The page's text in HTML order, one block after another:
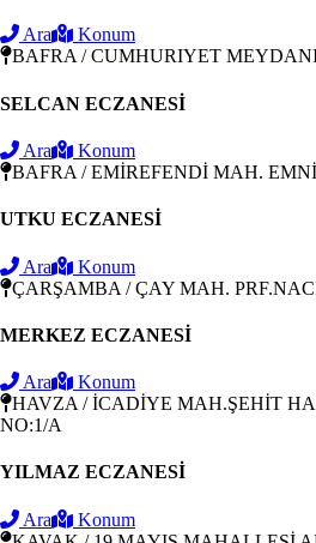
Ara
Konum
BAFRA / CUMHURIYET
SELCAN ECZANESİ
Ara
Konum
BAFRA / EMİREFENDİ MAH.
UTKU ECZANESİ
Ara
Konum
ÇARŞAMBA / ÇAY MAH.
MERKEZ ECZANESİ
Ara
Konum
HAVZA / İCADİYE MAH.ŞEHİT
NO:1/A
YILMAZ ECZANESİ
Ara
Konum